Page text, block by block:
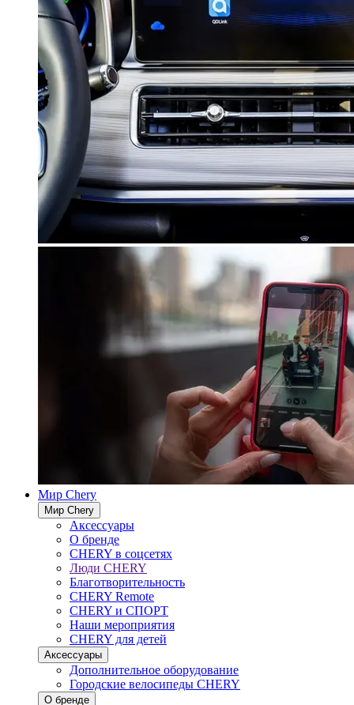
Мир Chery
Мир Chery
Аксессуары
О бренде
CHERY в соцсетях
Люди CHERY
Благотворительность
CHERY Remote
CHERY и СПОРТ
Наши мероприятия
CHERY для детей
Аксессуары
Дополнительное оборудование
Городские велосипеды CHERY
О бренде